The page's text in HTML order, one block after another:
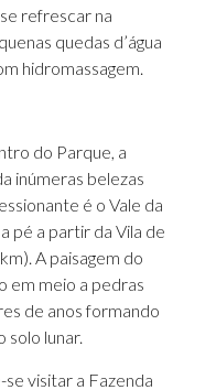
refrescar na
quedas d’água
hidromassagem.
do Parque, a
inúmeras belezas
é o Vale da
pé a partir da Vila de
A paisagem do
em meio a pedras
de anos formando
solo lunar.
visitar a Fazenda